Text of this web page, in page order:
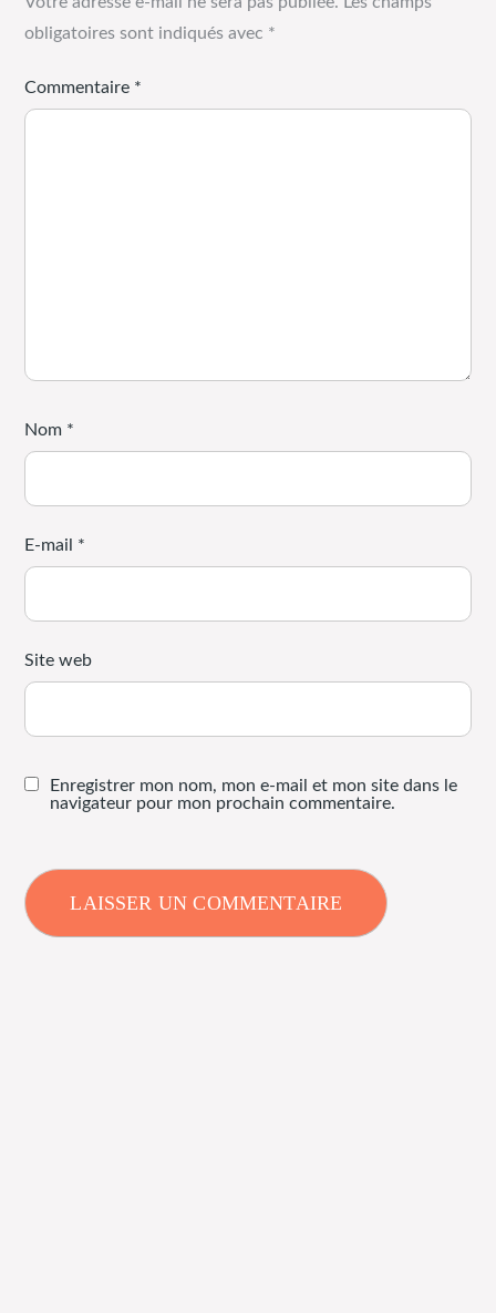
obligatoires sont indiqués avec *
Commentaire *
Nom *
E-mail *
Site web
Enregistrer mon nom, mon e-mail et mon site dans le
navigateur pour mon prochain commentaire.